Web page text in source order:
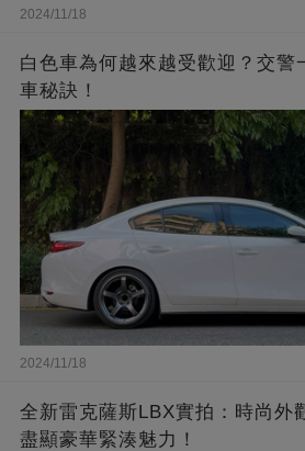
2024/11/18
白色車為何越來越受歡迎？交警
車秘訣！
2024/11/18
全新雷克薩斯LBX實拍：時尚外
盡顯豪華緊湊魅力！